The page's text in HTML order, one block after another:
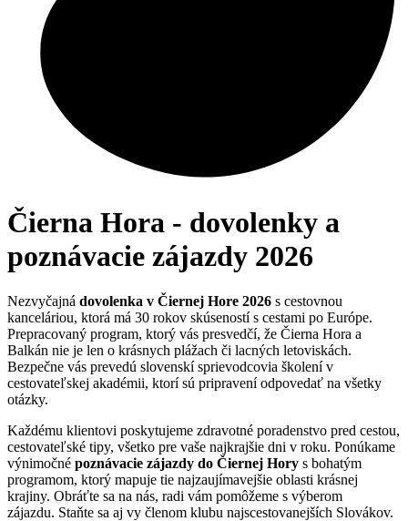
Čierna Hora - dovolenky a
poznávacie zájazdy 2026
Nezvyčajná dovolenka v Čiernej Hore 2026 s cestovnou
kanceláriou, ktorá má 30 rokov skúseností s cestami po Európe.
Prepracovaný program, ktorý vás presvedčí, že Čierna Hora a
Balkán nie je len o krásnych plážach či lacných letoviskách.
Bezpečne vás prevedú slovenskí sprievodcovia školení v
cestovateľskej akadémii, ktorí sú pripravení odpovedať na všetky
otázky.
Každému klientovi poskytujeme zdravotné poradenstvo pred cestou,
cestovateľské tipy, všetko pre vaše najkrajšie dni v roku. Ponúkame
výnimočné poznávacie zájazdy do Čiernej Hory s bohatým
programom, ktorý mapuje tie najzaujímavejšie oblasti krásnej
krajiny. Obráťte sa na nás, radi vám pomôžeme s výberom
zájazdu. Staňte sa aj vy členom klubu najscestovanejších Slovákov.